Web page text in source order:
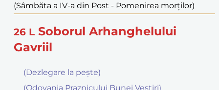
(Sâmbăta a IV-a din Post - Pomenirea morţilor)
26 L Soborul Arhanghelului
Gavriil
(Dezlegare la peşte)
(Odovania Praznicului Bunei Vestiri)